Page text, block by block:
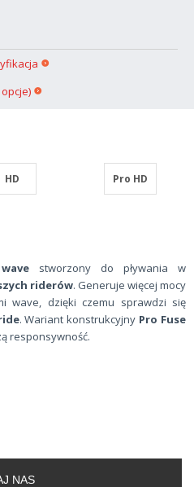
HD Pro HD
stworzony do pływania w
riderów. Generuje więcej mocy
wave, dzięki czemu sprawdzi się
. Wariant konstrukcyjny Pro Fuse
responsywność.
NAS